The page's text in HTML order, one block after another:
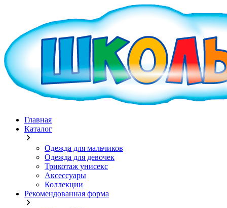
Главная
Каталог
Одежда для мальчиков
Одежда для девочек
Трикотаж унисекс
Аксессуары
Коллекции
Рекомендованная форма